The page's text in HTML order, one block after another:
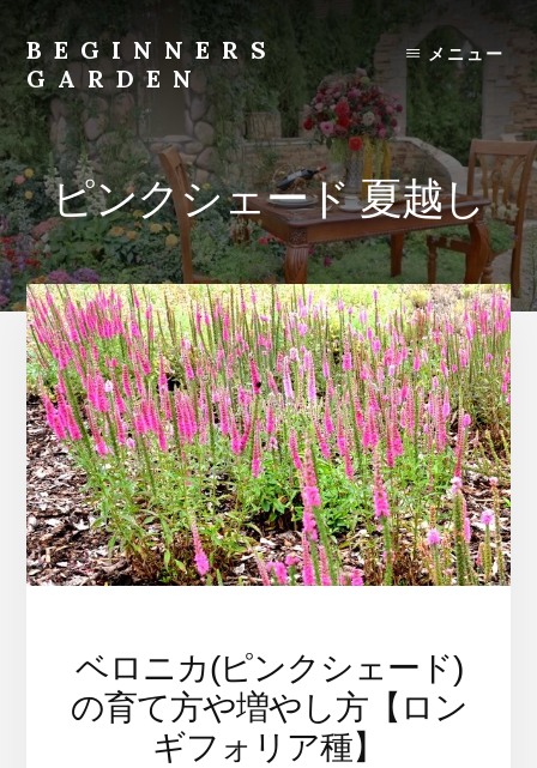
content
BEGINNERS
GARDEN
植
物
の
種
類
や
育
て
方
の
紹
介
を
行
い
ま
す
メニュー
ピンクシェード 夏越し
ベロニカ(ピンクシェード)
の育て方や増やし方【ロン
ギフォリア種】